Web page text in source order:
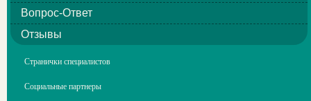
Вопрос-Ответ
Отзывы
Странички специалистов
Социальные партнеры